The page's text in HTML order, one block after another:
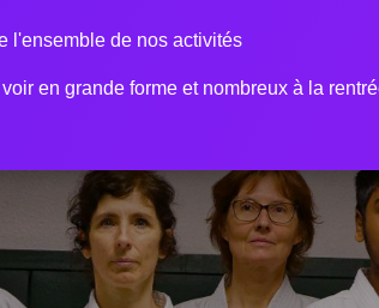
l'ensemble de nos activités
en grande forme et nombreux à la